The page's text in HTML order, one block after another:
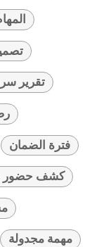
تقرير
فترة الضمان
كشف حضور
مهمة مجدولة